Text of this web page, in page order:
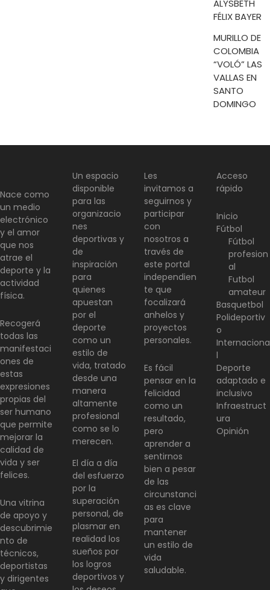
ALYSBETH
FÉLIX BAYER
MURILLO DE
COLOMBIA
“VOLÓ” LAS
VALLAS EN
SANTO
DOMINGO
Nace como
un medio
electrónico
y el amor
que nos
atrae el
deporte y la
actividad
física.
Recogerá
todas las
manifestaci
ones de
estas
expresiones
propias del
ser humano
que permite
mejorar la
calidad de
vida y ser
felices.
Una vitrina
de apoyo y
descubrimie
nto de
técnicos,
deportistas
y dirigentes
Un espacio
disponible
para las
organizacio
nes
deportivas y
de
inspiración
para
quienes
apuestan
por el
deporte
como un
estilo de
vida, tratado
desde una
manera
altamente
profesional
como se lo
merecen.
El día a día
del esfuerzo
por la
superación
personal, de
plasmar en
realidad los
sueños por
los logros
deportivos y
Les
invitamos a
seguirnos y
participar
con
nosotros a
través de
este portal
independien
te que
focalizará
anhelos y
proyectos
personales.
Es fácil
pensar en la
felicidad
como un
resultado,
pero
aprender a
sentirnos
bien a pesar
de las
circunstanci
as es clave
para
mantener
un estilo de
vida
saludable.
Acceso
rápido
Inicio
Fútbol
Fútbol
profesion
al
Futbol
amateur
Basquetbol
Polideportiv
o
Internaciona
l
Deporte
adaptado e
inclusivo
Infraestruct
ura
Opinión